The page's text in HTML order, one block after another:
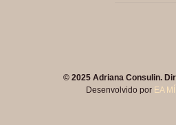
© 2025 Adriana Consulin.
Desenvolvido por EA